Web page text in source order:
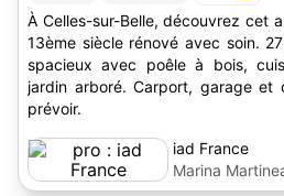
À Celles-sur-Belle, découvrez cet
13ème siècle rénové avec soin.
spacieux avec poêle à bois,
jardin arboré. Carport, garage et
prévoir.
iad France
Marina